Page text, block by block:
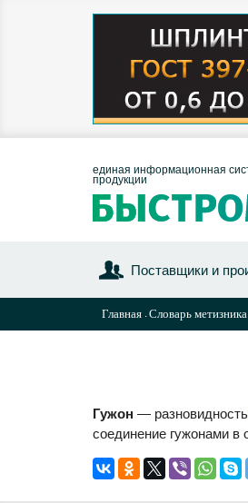
единая информационная
продукции
Поставщики и
Главная Словарь метизника
Гужон — разновидность
соединение гужонами в